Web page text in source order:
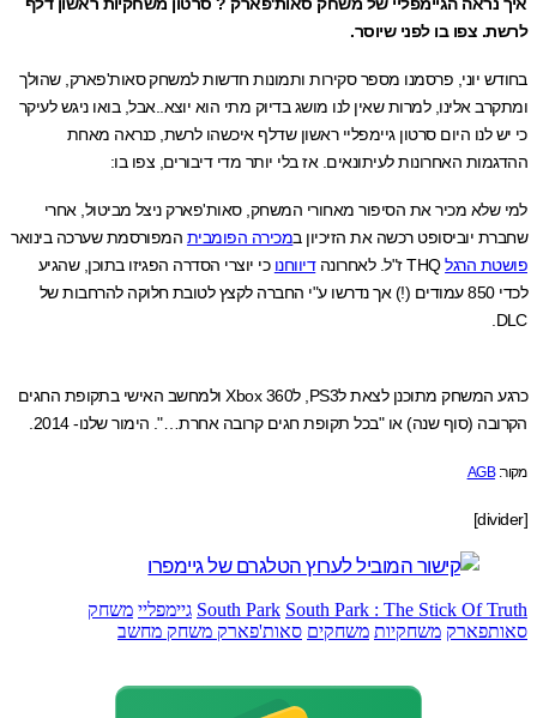
צפו בו לפני שיוסר.
יוני, פרסמנו מספר סקירות ותמונות חדשות למשחק סאות'פארק, שהולך
אלינו, למרות שאין לנו מושג בדיוק מתי הוא יוצא..אבל, בואו ניגש לעיקר
לנו היום סרטון גיימפליי ראשון שדלף איכשהו לרשת, כנראה מאחת
האחרונות לעיתונאים. אז בלי יותר מדי דיבורים, צפו בו:
מכיר את הסיפור מאחורי המשחק, סאות'פארק ניצל מביטול, אחרי
יוביסופט רכשה את הזיכיון במכירה הפומביתהמפורסמת שערכה בינואר
הרגלTHQ ז"ל. לאחרונה דיווחנוכי יוצרי הסדרה הפגיזו בתוכן, שהגיע
לכדי 850 עמודים (!) אך נדרשו ע"י החברה לקצץ לטובת חלוקה להרחבות של
כרגע המשחק מתוכנן לצאת לPS3, לXbox 360 ולמחשב האישי בתקופת החגים
(סוף שנה) או "בכל תקופת חגים קרובה אחרת…". הימור שלנו- 2014.
AGB
South Park South Park : The Stick Of גיימפליי משחק
משחקיות משחקים סאות'פארק משחק מחשב